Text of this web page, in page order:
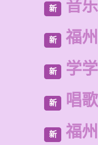
新 音
新 福
新 学
新 唱
新 福